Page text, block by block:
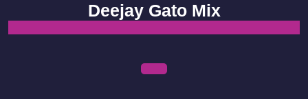
content
Deejay Gato Mix